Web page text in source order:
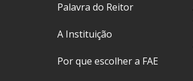
Palavra do Reitor
A Instituição
Por que escolher a FAE